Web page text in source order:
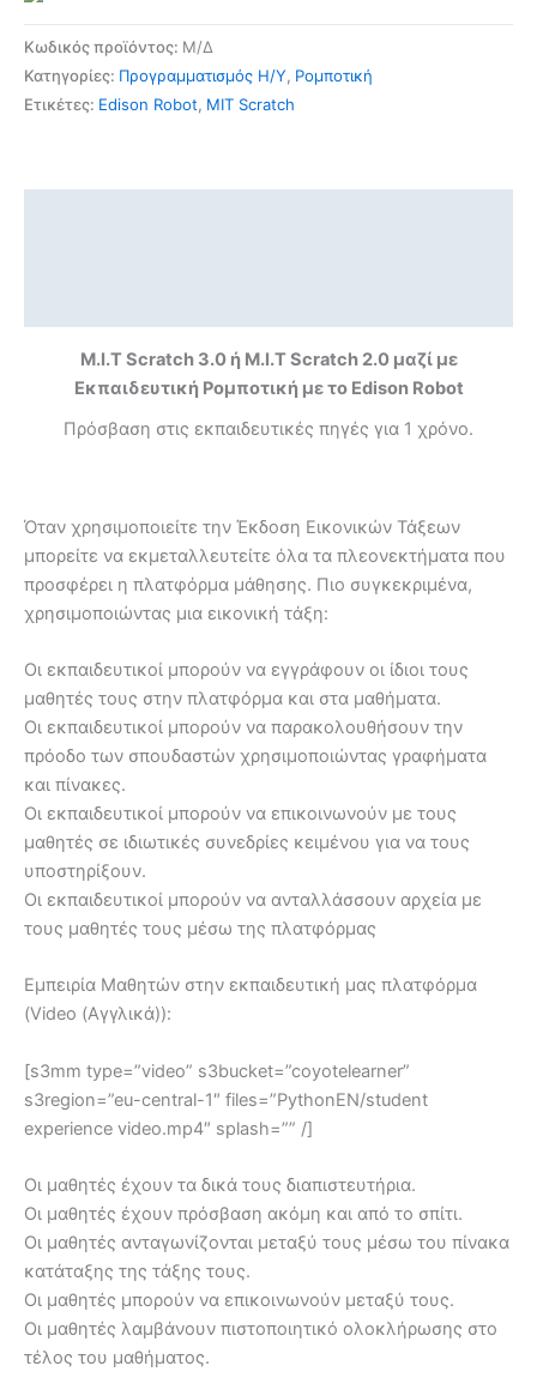
Κωδικός προϊόντος: Μ/Δ
Κατηγορίες: Προγραμματισμός Η/Υ, Ρομποτική
Ετικέτες: Edison Robot, MIT Scratch
M.I.T Scratch 3.0 ή Μ.Ι.Τ Scratch 2.0 μαζί με
Εκπαιδευτική Ρομποτική με το Edison Robot
Πρόσβαση στις εκπαιδευτικές πηγές για 1 χρόνο.
Όταν χρησιμοποιείτε την Έκδοση Εικονικών Τάξεων
μπορείτε να εκμεταλλευτείτε όλα τα πλεονεκτήματα που
προσφέρει η πλατφόρμα μάθησης. Πιο συγκεκριμένα,
χρησιμοποιώντας μια εικονική τάξη:
Οι εκπαιδευτικοί μπορούν να εγγράφουν οι ίδιοι τους
μαθητές τους στην πλατφόρμα και στα μαθήματα.
Οι εκπαιδευτικοί μπορούν να παρακολουθήσουν την
πρόοδο των σπουδαστών χρησιμοποιώντας γραφήματα
και πίνακες.
Οι εκπαιδευτικοί μπορούν να επικοινωνούν με τους
μαθητές σε ιδιωτικές συνεδρίες κειμένου για να τους
υποστηρίξουν.
Οι εκπαιδευτικοί μπορούν να ανταλλάσσουν αρχεία με
τους μαθητές τους μέσω της πλατφόρμας
Εμπειρία Μαθητών στην εκπαιδευτική μας πλατφόρμα
(Video (Αγγλικά)):
[s3mm type=”video” s3bucket=”coyotelearner”
s3region=”eu-central-1″ files=”PythonEN/student
experience video.mp4″ splash=”” /]
Οι μαθητές έχουν τα δικά τους διαπιστευτήρια.
Οι μαθητές έχουν πρόσβαση ακόμη και από το σπίτι.
Οι μαθητές ανταγωνίζονται μεταξύ τους μέσω του πίνακα
κατάταξης της τάξης τους.
Οι μαθητές μπορούν να επικοινωνούν μεταξύ τους.
Οι μαθητές λαμβάνουν πιστοποιητικό ολοκλήρωσης στο
τέλος του μαθήματος.